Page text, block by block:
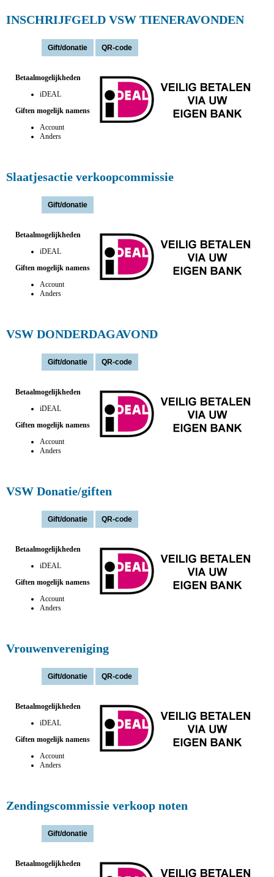
INSCHRIJFGELD VSW TIENERAVONDEN
Betaalmogelijkheden
iDEAL
Giften mogelijk namens
Account
Anders
Slaatjesactie verkoopcommissie
Betaalmogelijkheden
iDEAL
Giften mogelijk namens
Account
Anders
VSW DONDERDAGAVOND
Betaalmogelijkheden
iDEAL
Giften mogelijk namens
Account
Anders
VSW Donatie/giften
Betaalmogelijkheden
iDEAL
Giften mogelijk namens
Account
Anders
Vrouwenvereniging
Betaalmogelijkheden
iDEAL
Giften mogelijk namens
Account
Anders
Zendingscommissie verkoop noten
Betaalmogelijkheden